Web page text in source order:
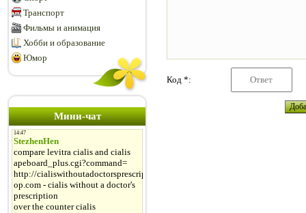
Транспорт
Фильмы и анимация
Хобби и образование
Юмор
Мини-чат
Код *: